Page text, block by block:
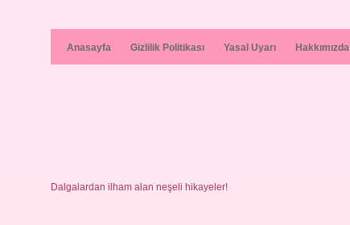
Anasayfa Gizlilik Politikası Yasal Uyarı Hakkımızda
Dalgalardan ilham alan neşeli hikayeler!